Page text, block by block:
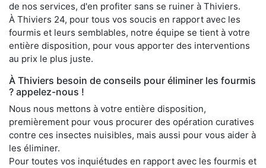
de nos services, d'en profiter sans se ruiner à Thiviers.
À Thiviers 24, pour tous vos soucis en rapport avec les
fourmis et leurs semblables, notre équipe se tient à votre
entière disposition, pour vous apporter des interventions
au prix le plus juste.
À Thiviers besoin de conseils pour éliminer les fourmis
? appelez-nous !
Nous nous mettons à votre entière disposition,
premièrement pour vous procurer des opération curatives
contre ces insectes nuisibles, mais aussi pour vous aider à
les éliminer.
Pour toutes vos inquiétudes en rapport avec les fourmis et